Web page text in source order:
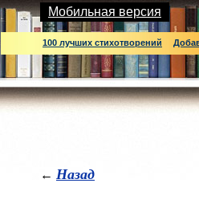
Мобильная версия
100 лучших стихотворений
← Назад